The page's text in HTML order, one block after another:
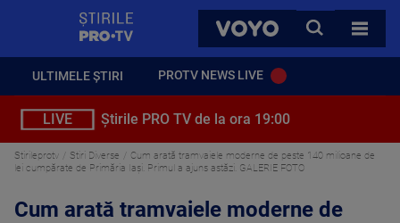
VOYO
CAUTA
TOATE
ULTIMELE ȘTIRI PROTV NEWS LIVE
LIVE Știrile PRO TV de la ora 19:00
Stirileprotv Stiri Diverse
Cum arată tramvaiele moderne de peste 140 milioane de
lei cumpărate de Primăria Iași. Primul a ajuns astăzi. GALERIE FOTO
Cum arată tramvaiele moderne de